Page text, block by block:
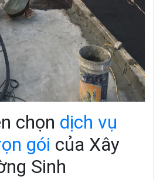
chọn dịch vụ
gói của Xây
Sinh